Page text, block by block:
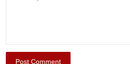
Post Comment